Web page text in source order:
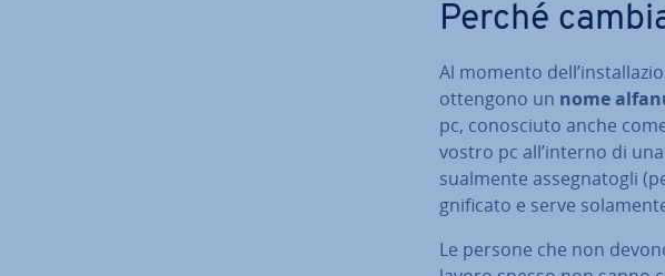
Perché
Al momento
ottengono un nome
pc, co­no­sciu­to anche
vostro pc all’interno di
sual­men­te as­se­gna­to­gli
gni­fi­ca­to e serve
Le persone che non